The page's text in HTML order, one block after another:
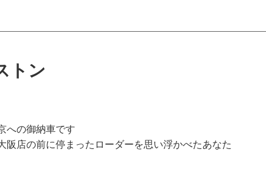
トン
への御納車です
阪店の前に停まったローダーを思い浮かべたあなた